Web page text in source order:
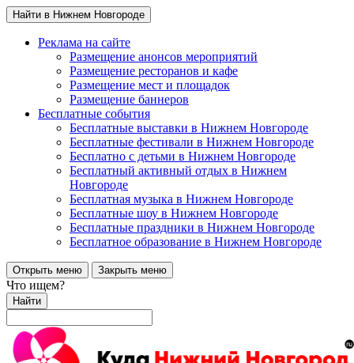
Найти в Нижнем Новгороде
Реклама на сайте
Размещение анонсов мероприятий
Размещение ресторанов и кафе
Размещение мест и площадок
Размещение баннеров
Бесплатные события
Бесплатные выставки в Нижнем Новгороде
Бесплатные фестивали в Нижнем Новгороде
Бесплатно с детьми в Нижнем Новгороде
Бесплатный активный отдых в Нижнем
Новгороде
Бесплатная музыка в Нижнем Новгороде
Бесплатные шоу в Нижнем Новгороде
Бесплатные праздники в Нижнем Новгороде
Бесплатное образование в Нижнем Новгороде
Открыть меню Закрыть меню
Что ищем?
Найти